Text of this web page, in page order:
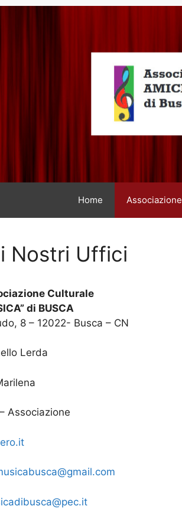
Home Associazione
Nostri Uffici
Culturale
di BUSCA
8 – 12022- Busca – CN
Lerda
Associazione